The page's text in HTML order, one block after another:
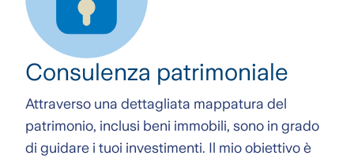
Consulenza patrimoniale
Attraverso una dettagliata mappatura del
patrimonio, inclusi beni immobili, sono in grado
di guidare i tuoi investimenti. Il mio obiettivo è